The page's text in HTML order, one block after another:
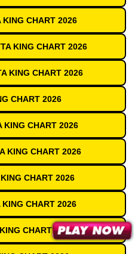
KING CHART 2026
KING CHART 2026
KING CHART 2026
CHART 2026
KING CHART 2026
KING CHART 2026
CHART 2026
KING CHART 2026
CHART 2026